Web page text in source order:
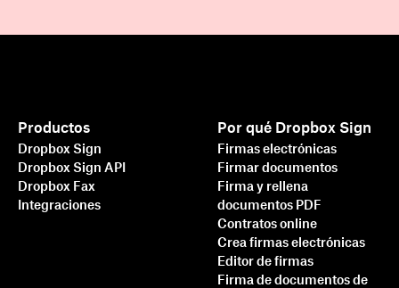
Productos
Dropbox Sign
Dropbox Sign API
Dropbox Fax
Integraciones
Por qué Dropbox Sign
Firmas electrónicas
Firmar documentos
Firma y rellena
documentos PDF
Contratos online
Crea firmas electrónicas
Editor de firmas
Firma de documentos de